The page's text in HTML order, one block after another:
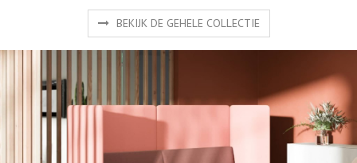
BEKIJK DE GEHELE COLLECTIE